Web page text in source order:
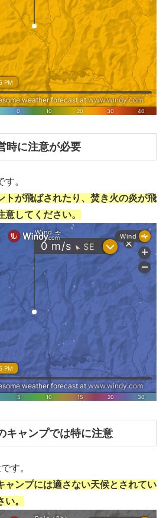
時に注意が必要
。
トが飛ばされたり、焚き火の炎が飛
してください。
キャンプでは特に注意
す。
ャンプには適さない天候とされてい
。